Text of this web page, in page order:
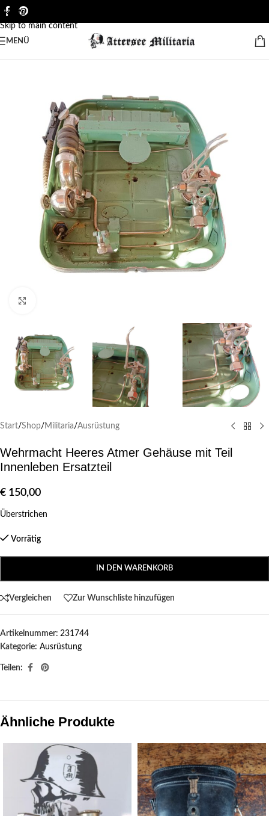
Skip to navigation
Skip to main content
MENÜ
Start/Shop/ Militaria/Ausrüstung
Wehrmacht Heeres Atmer Gehäuse mit Teil
Innenleben Ersatzteil
€ 150,00
Überstrichen
Vorrätig
IN DEN WARENKORB
Vergleichen Zur Wunschliste hinzufügen
Artikelnummer: 231744
Kategorie: Ausrüstung
Teilen:
Ähnliche Produkte